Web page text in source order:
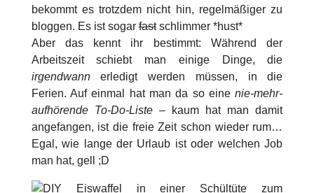
bekommt es trotzdem nicht hin, regelmäßiger zu
bloggen. Es ist sogarfastschlimmer *hust*
Aber das kennt ihr bestimmt: Während der
Arbeitszeit schiebt man einige Dinge, die
irgendwannerledigt werden müssen, in die
Ferien. Auf einmal hat man da so einenie-mehr-
aufhörende To-Do-Liste –kaum hat man damit
angefangen, ist die freie Zeit schon wieder rum…
Egal, wie lange der Urlaub ist oder welchen Job
man hat, gell ;D